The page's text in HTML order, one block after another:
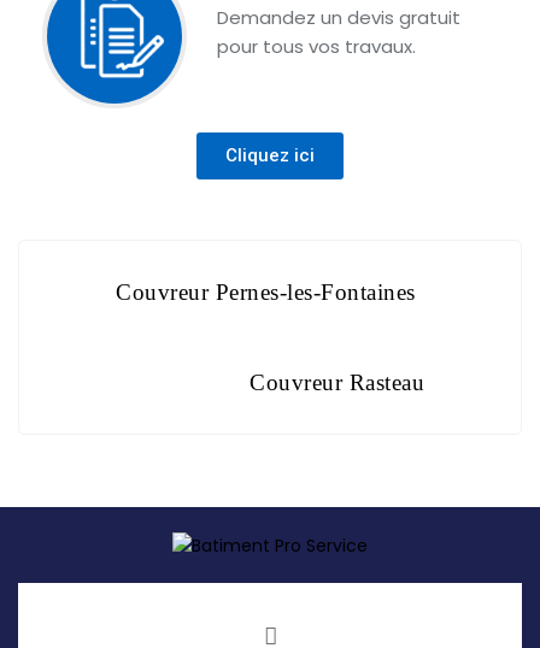
Demandez un devis gratuit
pour tous vos travaux.
Cliquez ici
Couvreur Pernes-les-Fontaines
Couvreur Rasteau